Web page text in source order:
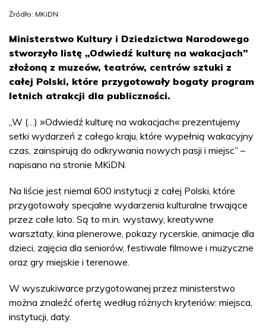
Źródło: MKiDN
Ministerstwo Kultury i Dziedzictwa Narodowego
stworzyło listę „Odwiedź kulturę na wakacjach”
złożoną z muzeów, teatrów, centrów sztuki z
całej Polski, które przygotowały bogaty program
letnich atrakcji dla publiczności.
„W (…) »Odwiedź kulturę na wakacjach« prezentujemy
setki wydarzeń z całego kraju, które wypełnią wakacyjny
czas, zainspirują do odkrywania nowych pasji i miejsc” –
napisano na stronie MKiDN.
Na liście jest niemal 600 instytucji z całej Polski, które
przygotowały specjalne wydarzenia kulturalne trwające
przez całe lato. Są to m.in. wystawy, kreatywne
warsztaty, kina plenerowe, pokazy rycerskie, animacje dla
dzieci, zajęcia dla seniorów, festiwale filmowe i muzyczne
oraz gry miejskie i terenowe.
W wyszukiwarce przygotowanej przez ministerstwo
można znaleźć ofertę według różnych kryteriów: miejsca,
instytucji, daty.